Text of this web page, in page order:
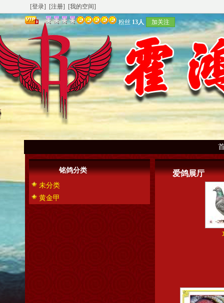
[登录] [注册] [我的空间]
粉丝 13人 加关注
铭鸽分类
未分类
黄金甲
爱鸽展厅